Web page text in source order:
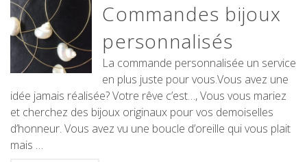
Commandes bijoux
personnalisés
La commande personnalisée un service
en plus juste pour vous.Vous avez une
idée jamais réalisée? Votre rêve c’est…, Vous vous mariez
et cherchez des bijoux originaux pour vos demoiselles
d’honneur. Vous avez vu une boucle d’oreille qui vous plait
mais …